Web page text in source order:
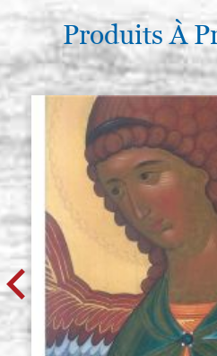
€ 5,00
Gemme, jaspe rouge taille 13x10
mm ovale
€ 7,00
Produits À